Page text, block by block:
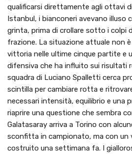
qualificarsi direttamente agli ottavi
Istanbul, i bianconeri avevano illuso
grinta, prima di crollare sotto i colpi
frazione. La situazione attuale non
vittoria nelle ultime cinque partite e
difensiva che ha influito sui risultati
squadra di Luciano Spalletti cerca
scintilla per cambiare rotta e
necessari intensità, equilibrio e una
riaprire una questione che sembra
Galatasaray arriva a Torino con
sconfitta in campionato, ma con un
costruito una settimana fa. I